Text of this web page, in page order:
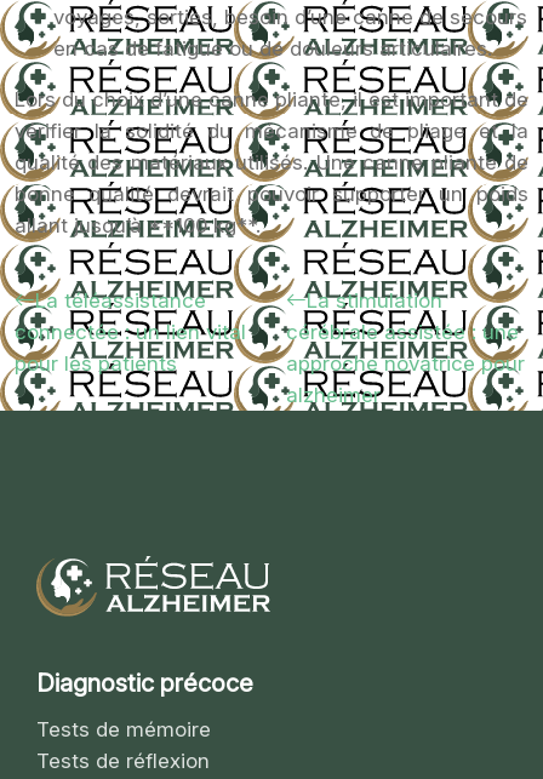
voyages, sorties, besoin d’une canne de secours
en cas de fatigue ou de douleurs articulaires.
Lors du choix d’une canne pliante, il est important de
vérifier la solidité du mécanisme de pliage et la
qualité des matériaux utilisés. Une canne pliante de
bonne qualité devrait pouvoir supporter un poids
allant jusqu’à **100 kg**.
La téléassistance
connectée : un lien vital
pour les patients
La stimulation
cérébrale assistée : une
approche novatrice pour
alzheimer
Diagnostic précoce
Tests de mémoire
Tests de réflexion